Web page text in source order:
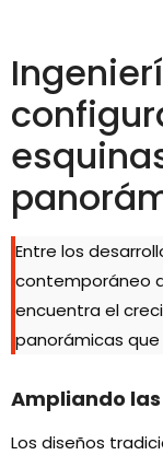
Entre los
contemporáneo
encuentra el
panorámicas que
Ampliando
Los diseños